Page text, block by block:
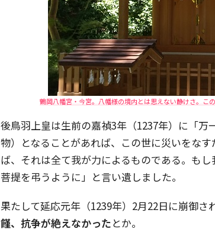
鶴岡八幡宮・今宮。八幡様の境内とは思えない静けさ。こ
後鳥羽上皇は生前の嘉禎3年（1237年）に「
物）となることがあれば、この世に災いをな
ば、それは全て我が力によるものである。も
菩提を弔うように」と言い遺しました。
果たして延応元年（1239年）2月22日に崩御さ
饉、抗争が絶えなかったとか。